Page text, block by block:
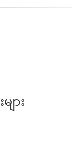
ား